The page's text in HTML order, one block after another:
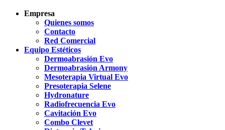
Empresa
Quienes somos
Contacto
Red Comercial
Equipo Estéticos
Dermoabrasión Evo
Dermoabrasión Armony
Mesoterapia Virtual Evo
Presoterapia Selene
Hydronature
Radiofrecuencia Evo
Cavitación Evo
Combo Clevet